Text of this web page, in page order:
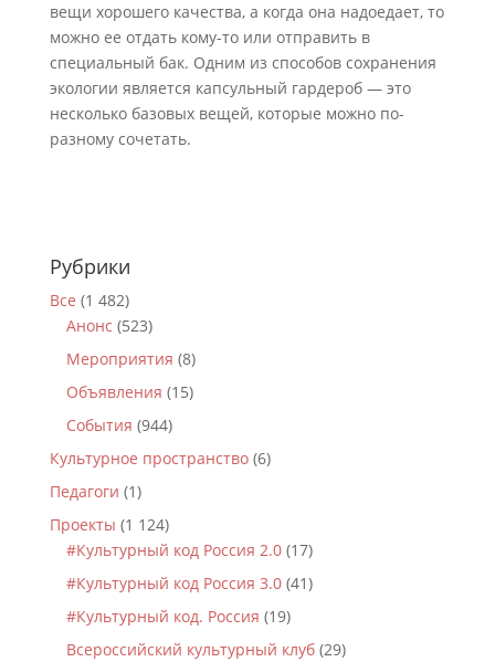
вещи хорошего качества, а когда она надоедает, то
можно ее отдать кому-то или отправить в
специальный бак. Одним из способов сохранения
экологии является капсульный гардероб — это
несколько базовых вещей, которые можно по-
разному сочетать.
Рубрики
Все (1 482)
Анонс (523)
Мероприятия (8)
Объявления (15)
События (944)
Культурное пространство(6)
Педагоги (1)
Проекты (1 124)
#Культурный код Россия 2.0(17)
#Культурный код Россия 3.0(41)
#Культурный код. Россия (19)
Всероссийский культурный клуб(29)